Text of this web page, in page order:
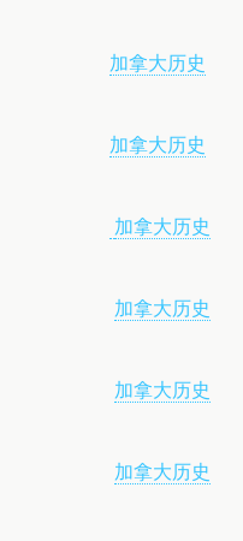
加拿大历史
加拿大历史
加拿大历史
加拿大历史
加拿大历史
加拿大历史